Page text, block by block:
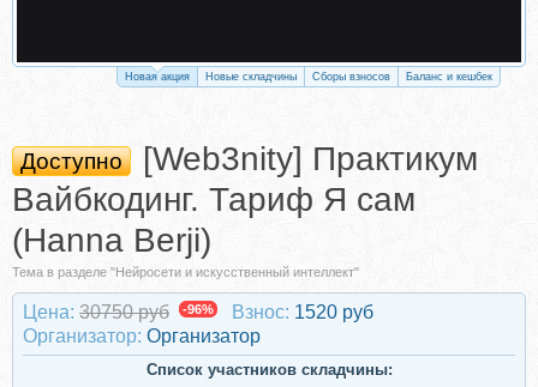
Новая акция Новые складчины Сборы взносов Баланс и кешбек
Доступно
[Web3nity] Практикум
Вайбкодинг. Тариф Я сам
(Hanna Berji)
Тема в разделе "Нейросети и искусственный интеллект"
Цена: 30750 руб -96% Взнос: 1520 руб
Организатор: Организатор
Список участников складчины: